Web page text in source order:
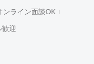
ンライン面談OK
歓迎